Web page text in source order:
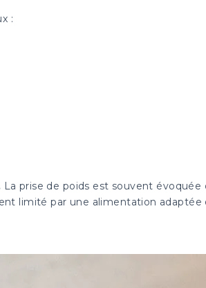
:
La prise de poids est souvent évoquée
limité par une alimentation adaptée